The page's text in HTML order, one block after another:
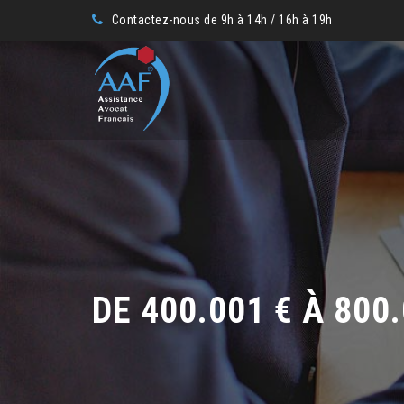
Contactez-nous de 9h à 14h / 16h à 19h
DE 400.001 € À